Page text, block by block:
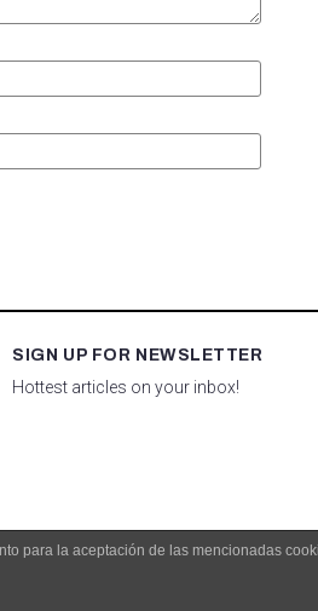
SIGN UP FOR NEWSLETTER
Hottest articles on your inbox!
para la aceptación de las mencionadas